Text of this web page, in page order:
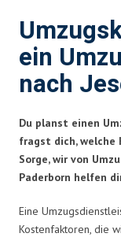
ein
nach
Du planst einen
fragst dich, welche
Sorge, wir von
Paderborn helfen
Eine
Kostenfaktoren, die